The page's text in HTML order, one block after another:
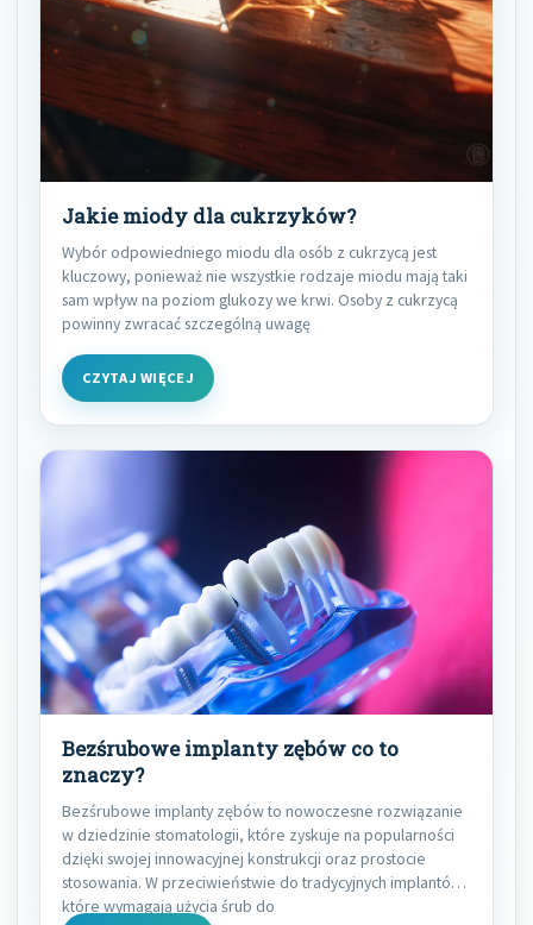
Jakie miody dla cukrzyków?
Wybór odpowiedniego miodu dla osób z cukrzycą jest
kluczowy, ponieważ nie wszystkie rodzaje miodu mają taki
sam wpływ na poziom glukozy we krwi. Osoby z cukrzycą
powinny zwracać szczególną uwagę
CZYTAJ WIĘCEJ
Bezśrubowe implanty zębów co to
znaczy?
Bezśrubowe implanty zębów to nowoczesne rozwiązanie
w dziedzinie stomatologii, które zyskuje na popularności
dzięki swojej innowacyjnej konstrukcji oraz prostocie
stosowania. W przeciwieństwie do tradycyjnych implantów,
które wymagają użycia śrub do